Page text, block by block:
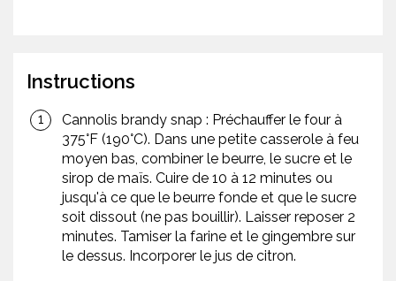
Instructions
Cannolis brandy snap : Préchauffer le four à
375°F (190°C). Dans une petite casserole à feu
moyen bas, combiner le beurre, le sucre et le
sirop de maïs. Cuire de 10 à 12 minutes ou
jusqu'à ce que le beurre fonde et que le sucre
soit dissout (ne pas bouillir). Laisser reposer 2
minutes. Tamiser la farine et le gingembre sur
le dessus. Incorporer le jus de citron.